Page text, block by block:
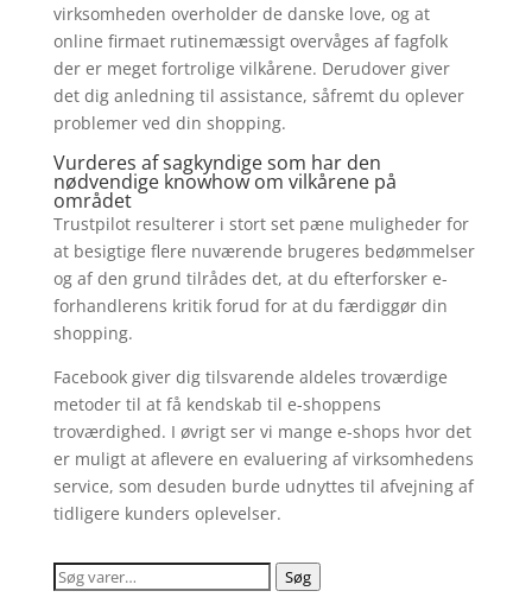
virksomheden overholder de danske love, og at
online firmaet rutinemæssigt overvåges af fagfolk
der er meget fortrolige vilkårene. Derudover giver
det dig anledning til assistance, såfremt du oplever
problemer ved din shopping.
Vurderes af sagkyndige som har den
nødvendige knowhow om vilkårene på
området
Trustpilot resulterer i stort set pæne muligheder for
at besigtige flere nuværende brugeres bedømmelser
og af den grund tilrådes det, at du efterforsker e-
forhandlerens kritik forud for at du færdiggør din
shopping.
Facebook giver dig tilsvarende aldeles troværdige
metoder til at få kendskab til e-shoppens
troværdighed. I øvrigt ser vi mange e-shops hvor det
er muligt at aflevere en evaluering af virksomhedens
service, som desuden burde udnyttes til afvejning af
tidligere kunders oplevelser.
Søg
Søg